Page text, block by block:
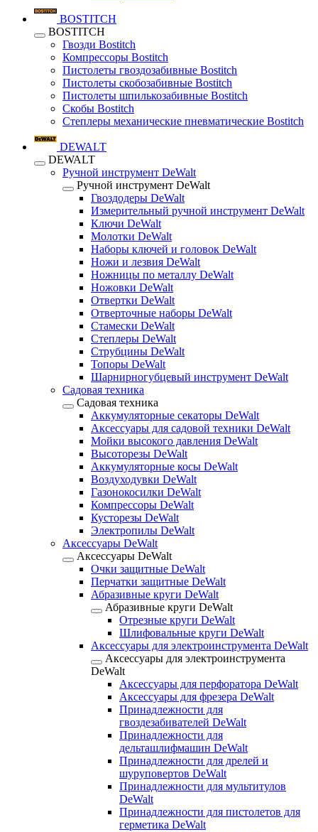
BOSTITCH
BOSTITCH
Гвозди Bostitch
Компрессоры Bostitch
Пистолеты гвоздозабивные Bostitch
Пистолеты скобозабивные Bostitch
Пистолеты шпилькозабивные Bostitch
Скобы Bostitch
Степлеры механические пневматические Bostitch
DEWALT
DEWALT
Ручной инструмент DeWalt
Ручной инструмент DeWalt
Гвоздодеры DeWalt
Измерительный ручной инструмент DeWalt
Ключи DeWalt
Молотки DeWalt
Наборы ключей и головок DeWalt
Ножи и лезвия DeWalt
Ножницы по металлу DeWalt
Ножовки DeWalt
Отвертки DeWalt
Отверточные наборы DeWalt
Стамески DeWalt
Степлеры DeWalt
Струбцины DeWalt
Топоры DeWalt
Шарнирногубцевый инструмент DeWalt
Садовая техника
Садовая техника
Аккумуляторные секаторы DeWalt
Аксессуары для садовой техники DeWalt
Мойки высокого давления DeWalt
Высоторезы DeWalt
Аккумуляторные косы DeWalt
Воздуходувки DeWalt
Газонокосилки DeWalt
Компрессоры DeWalt
Кусторезы DeWalt
Электропилы DeWalt
Аксессуары DeWalt
Аксессуары DeWalt
Очки защитные DeWalt
Перчатки защитные DeWalt
Абразивные круги DeWalt
Абразивные круги DeWalt
Отрезные круги DeWalt
Шлифовальные круги DeWalt
Аксессуары для электроинструмента DeWalt
Аксессуары для электроинструмента
DeWalt
Аксессуары для перфоратора DeWalt
Аксессуары для фрезера DeWalt
Принадлежности для
гвоздезабивателей DeWalt
Принадлежности для
дельташлифмашин DeWalt
Принадлежности для дрелей и
шуруповертов DeWalt
Принадлежности для мультитулов
DeWalt
Принадлежности для пистолетов для
герметика DeWalt